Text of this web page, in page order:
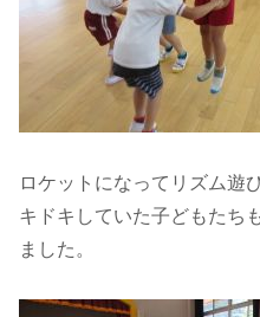
ロケットになってリズム遊
キドキしていた子どもたち
ました。